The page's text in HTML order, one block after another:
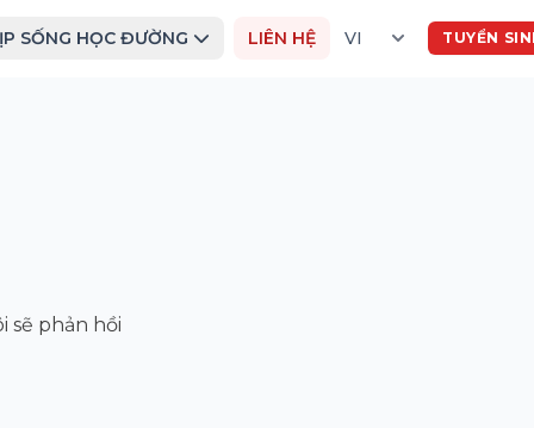
SỐNG HỌC ĐƯỜNG LIÊN HỆ TUYỂN
sẽ phản hồi